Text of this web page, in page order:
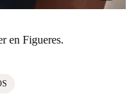
en Figueres.